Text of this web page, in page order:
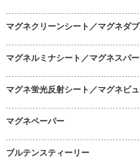
マグネクリーンシート／マグネダ
マグネルミナシート／マグネスパ
マグネ蛍光反射シート／マグネビ
マグネペーパー
ブルテンスティーリー